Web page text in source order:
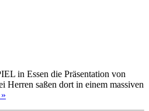
in Essen die Präsentation von
Herren saßen dort in einem massiven